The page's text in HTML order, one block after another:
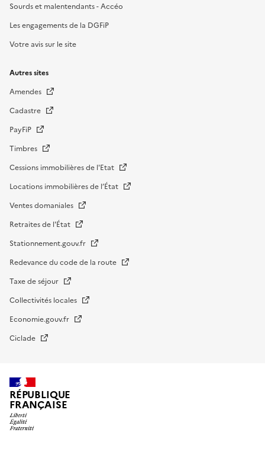
Sourds et malentendants - Accéo
Les engagements de la DGFiP
Votre avis sur le site
Autres sites
Amendes
Cadastre
PayFiP
Timbres
Cessions immobilières de l'Etat
Locations immobilières de l’État
Ventes domaniales
Retraites de l'État
Stationnement.gouv.fr
Redevance du code de la route
Taxe de séjour
Collectivités locales
Economie.gouv.fr
Ciclade
RÉPUBLIQUE
FRANÇAISE